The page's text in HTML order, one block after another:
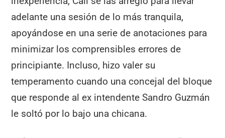
adelante una sesión de lo más tranquila,
apoyándose en una serie de anotaciones para
minimizar los comprensibles errores de
principiante. Incluso, hizo valer su
temperamento cuando una concejal del bloque
que responde al ex intendente Sandro Guzmán
le soltó por lo bajo una chicana.